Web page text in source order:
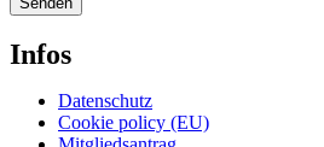
Infos
Datenschutz
Cookie policy (EU)